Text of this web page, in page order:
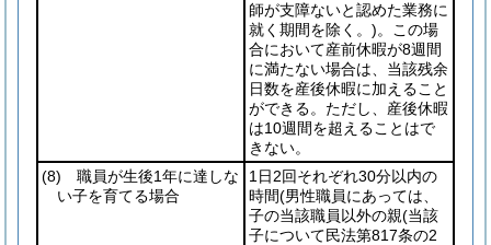
師が支障ないと認めた業務に
就く期間を除く。)。この場
合において産前休暇が8週間
に満たない場合は、当該残余
日数を産後休暇に加えること
ができる。ただし、産後休暇
は10週間を超えることはで
きない。
(8) 職員が生後1年に達しな
い子を育てる場合
1日2回それぞれ30分以内の
時間(男性職員にあっては、
子の当該職員以外の親(当該
子について民法第817条の2